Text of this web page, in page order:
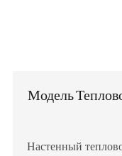
Модель
Настенный